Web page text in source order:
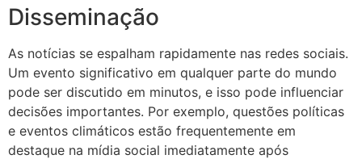
Disseminação
As notícias se espalham rapidamente nas redes sociais.
Um evento significativo em qualquer parte do mundo
pode ser discutido em minutos, e isso pode influenciar
decisões importantes. Por exemplo, questões políticas
e eventos climáticos estão frequentemente em
destaque na mídia social imediatamente após